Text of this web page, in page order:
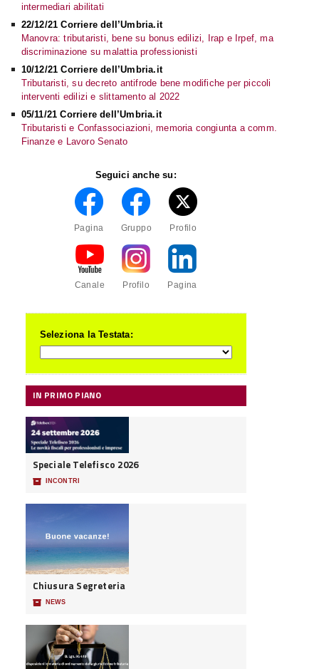
intermediari abilitati
22/12/21 Corriere dell’Umbria.it
Manovra: tributaristi, bene su bonus edilizi, Irap e Irpef, ma
discriminazione su malattia professionisti
10/12/21 Corriere dell’Umbria.it
Tributaristi, su decreto antifrode bene modifiche per piccoli
interventi edilizi e slittamento al 2022
05/11/21 Corriere dell’Umbria.it
Tributaristi e Confassociazioni, memoria congiunta a comm.
Finanze e Lavoro Senato
Seguici anche su:
Pagina Gruppo Profilo
Canale Profilo Pagina
Seleziona la Testata:
IN PRIMO PIANO
Speciale Telefisco 2026
📦 INCONTRI
Chiusura Segreteria
📦 NEWS